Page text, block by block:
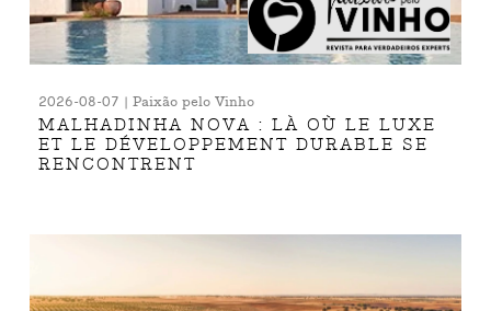
2026-08-07 | Paixão pelo Vinho
MALHADINHA NOVA : LÀ OÙ LE LUXE
ET LE DÉVELOPPEMENT DURABLE SE
RENCONTRENT